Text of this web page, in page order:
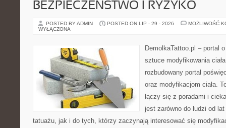
BEZPIECZEŃSTWO I RYZYKO
POSTED BY ADMIN POSTED ON LIP - 29 - 2026
MOŻLIWOŚĆ
WYŁĄCZONA
DemolkaTattoo.pl – portal
sztuce modyfikowania
rozbudowany portal
oraz modyfikacjom ciała.
łączy się z poradami i
jest zarówno do ludzi od
tatuażu, jak i do tych, którzy zaczynają interesować się